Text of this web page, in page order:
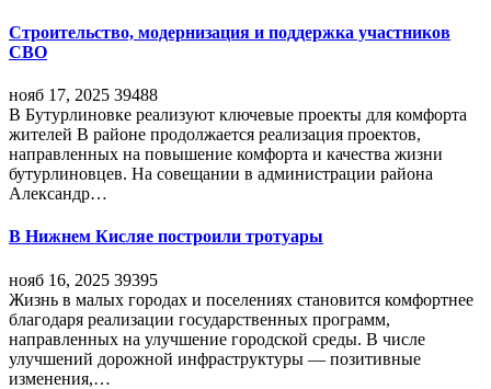
Строительство, модернизация и поддержка участников
СВО
нояб 17, 2025 39488
В Бутурлиновке реализуют ключевые проекты для комфорта
жителей В районе продолжается реализация проектов,
направленных на повышение комфорта и качества жизни
бутурлиновцев. На совещании в администрации района
Александр…
В Нижнем Кисляе построили тротуары
нояб 16, 2025 39395
Жизнь в малых городах и поселениях становится комфортнее
благодаря реализации государственных программ,
направленных на улучшение городской среды. В числе
улучшений дорожной инфраструктуры — позитивные
изменения,…